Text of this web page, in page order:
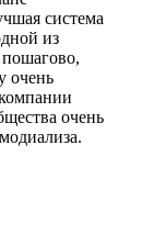
система
из
очень
очень